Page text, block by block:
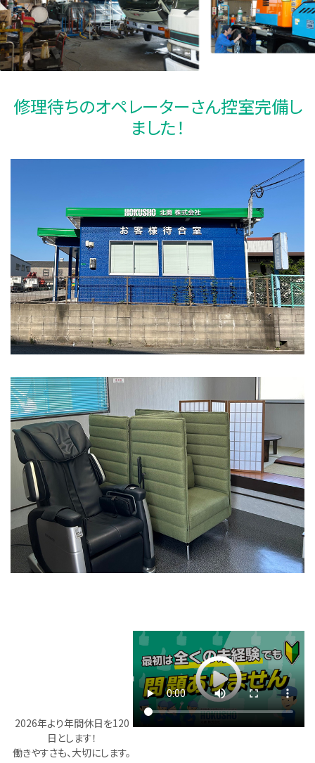
修理待ちのオペレーターさん控室完備し
ました！
2026年より年間休日を120
日とします！
働きやすさも、大切にします。